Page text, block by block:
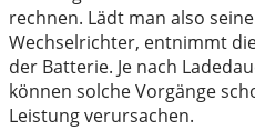
rechnen. Lädt man also
Wechselrichter, entnimmt
der Batterie. Je nach
können solche Vorgänge
Leistung verursachen.